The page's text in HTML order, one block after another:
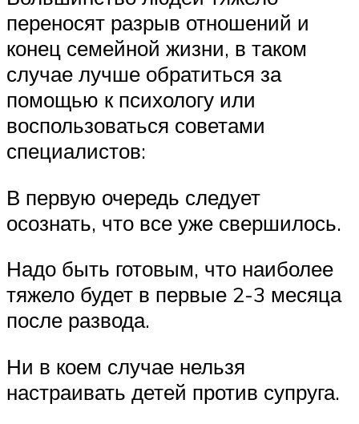
переносят разрыв отношений и
конец семейной жизни, в таком
случае лучше обратиться за
помощью к психологу или
воспользоваться советами
специалистов:
В первую очередь следует
осознать, что все уже свершилось.
Надо быть готовым, что наиболее
тяжело будет в первые 2-3 месяца
после развода.
Ни в коем случае нельзя
настраивать детей против супруга.